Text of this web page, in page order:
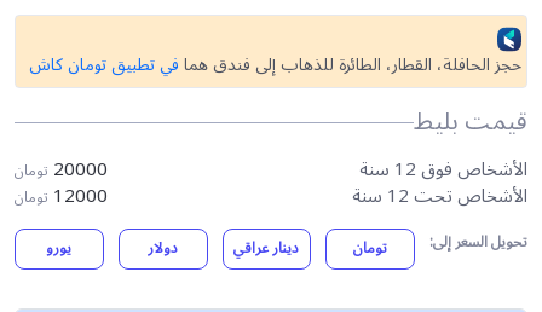
حجز الحافلة، القطار، الطائرة للذهاب إلى فندق همافي تطبيق تومان كاش
قیمت بلیط
الأشخاص فوق 12 سنة 20000 تومان
الأشخاص تحت 12 سنة 12000 تومان
تحويل السعر إلى:
تومان دينار عراقي دولار يورو